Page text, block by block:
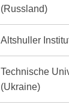
(Russland)
Altshuller
Technische
(Ukraine)